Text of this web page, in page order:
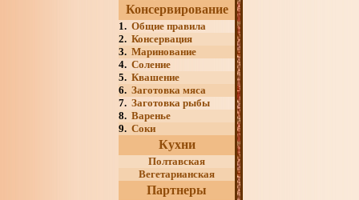
Консервирование
1. Общие правила
2. Консервация
3. Маринование
4. Соление
5. Квашение
6. Заготовка мяса
7. Заготовка рыбы
8. Варенье
9. Соки
Кухни
Полтавская
Вегетарианская
Партнеры